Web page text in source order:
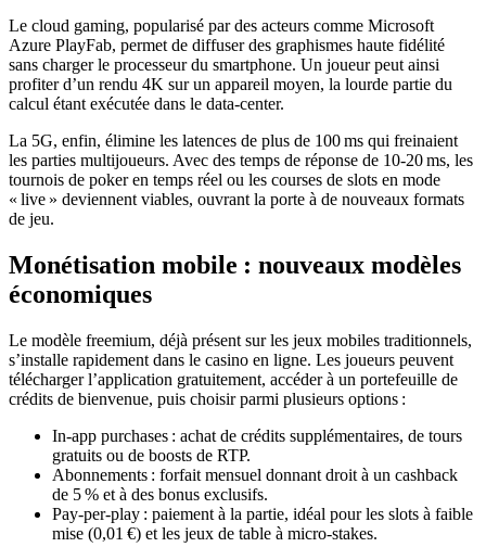
Le cloud gaming, popularisé par des acteurs comme Microsoft
Azure PlayFab, permet de diffuser des graphismes haute fidélité
sans charger le processeur du smartphone. Un joueur peut ainsi
profiter d’un rendu 4K sur un appareil moyen, la lourde partie du
calcul étant exécutée dans le data‑center.
La 5G, enfin, élimine les latences de plus de 100 ms qui freinaient
les parties multijoueurs. Avec des temps de réponse de 10‑20 ms, les
tournois de poker en temps réel ou les courses de slots en mode
« live » deviennent viables, ouvrant la porte à de nouveaux formats
de jeu.
Monétisation mobile : nouveaux modèles
économiques
Le modèle freemium, déjà présent sur les jeux mobiles traditionnels,
s’installe rapidement dans le casino en ligne. Les joueurs peuvent
télécharger l’application gratuitement, accéder à un portefeuille de
crédits de bienvenue, puis choisir parmi plusieurs options :
In‑app purchases : achat de crédits supplémentaires, de tours
gratuits ou de boosts de RTP.
Abonnements : forfait mensuel donnant droit à un cashback
de 5 % et à des bonus exclusifs.
Pay‑per‑play : paiement à la partie, idéal pour les slots à faible
mise (0,01 €) et les jeux de table à micro‑stakes.